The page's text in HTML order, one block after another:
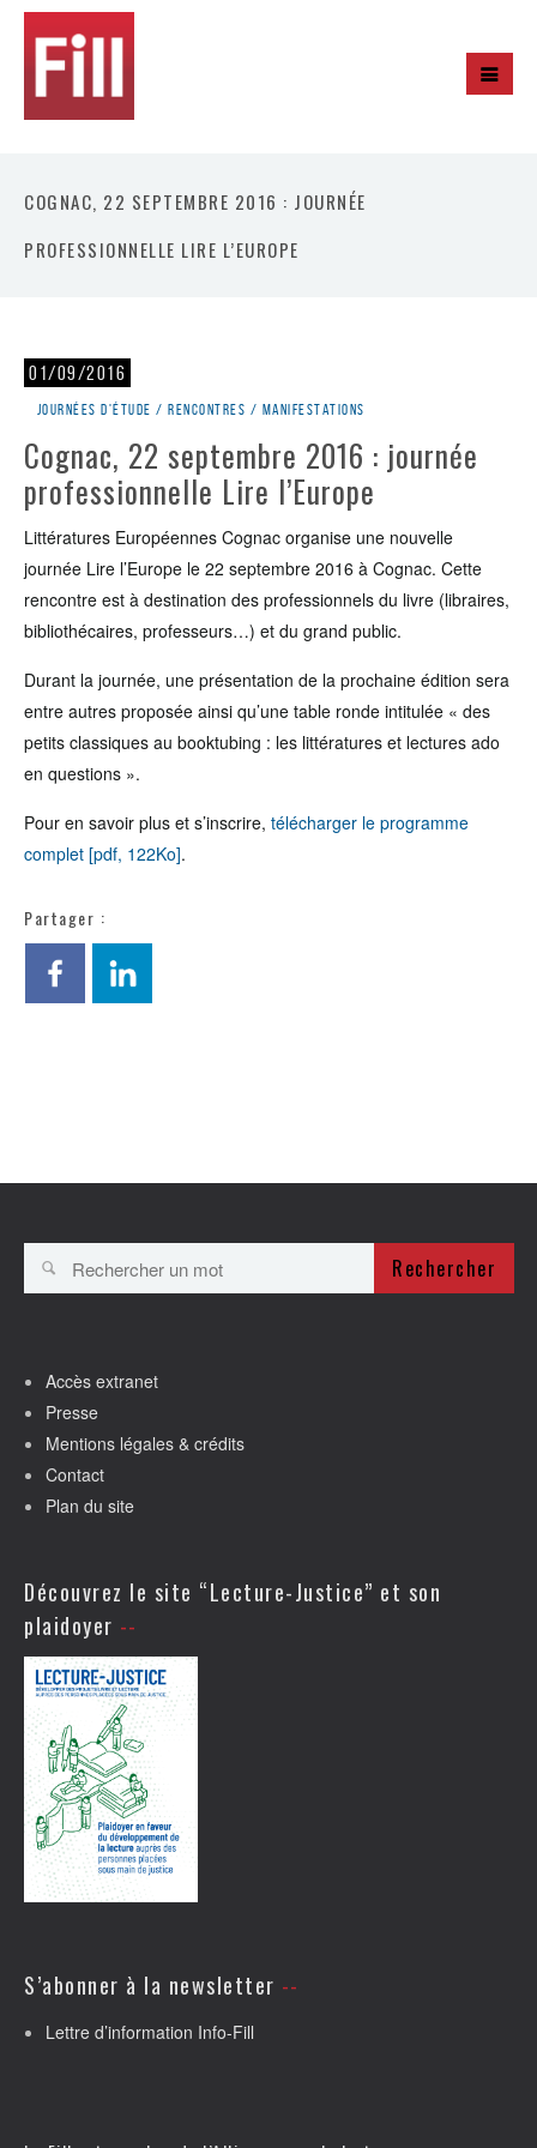
COGNAC, 22 SEPTEMBRE 2016 : JOURNÉE
PROFESSIONNELLE LIRE L’EUROPE
01/09/2016
Journées d'étude / rencontres / manifestations
Cognac, 22 septembre 2016 : journée
professionnelle Lire l’Europe
Littératures Européennes Cognac organise une nouvelle
journée Lire l’Europe le 22 septembre 2016 à Cognac. Cette
rencontre est à destination des professionnels du livre (libraires,
bibliothécaires, professeurs…) et du grand public.
Durant la journée, une présentation de la prochaine édition sera
entre autres proposée ainsi qu’une table ronde intitulée « des
petits classiques au booktubing : les littératures et lectures ado
en questions ».
Pour en savoir plus et s’inscrire, télécharger le programme
complet [pdf, 122Ko].
Partager :
Rechercher
Accès extranet
Presse
Mentions légales & crédits
Contact
Plan du site
Découvrez le site “Lecture-Justice” et son
plaidoyer
S’abonner à la newsletter
Lettre d’information Info-Fill